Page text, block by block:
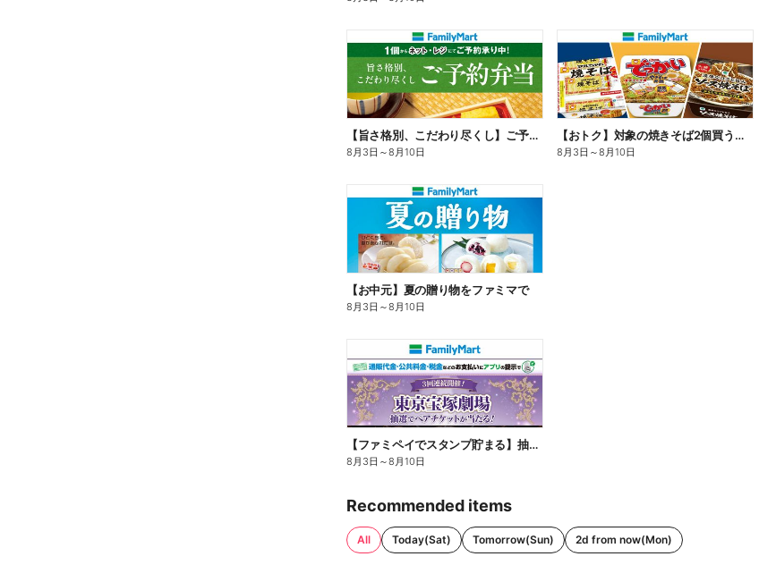
【旨さ格別、こだわり尽くし】ご予約弁当
8月3日 ～8月10日
【おトク】対象の焼きそば2個買うと100円引き!
8月3日 ～8月10日
【お中元】夏の贈り物をファミマで
8月3日 ～8月10日
【ファミペイでスタンプ貯まる】抽選でペアチケットが当たる!
8月3日 ～8月10日
Recommended items
All Today(Sat) Tomorrow(Sun) 2d from now(Mon)